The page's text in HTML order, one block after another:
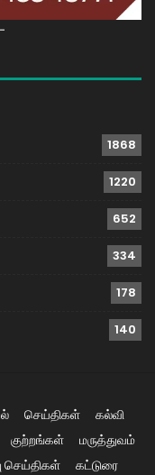
1868
1220
652
334
178
140
செய்திகள்
கல்வி
குற்றங்கள்
மருத்துவம்
செய்திகள் கட்டுரை